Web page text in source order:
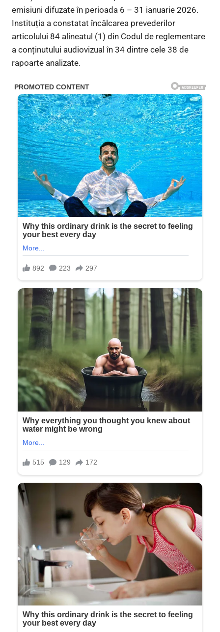
emisiuni difuzate în perioada 6 – 31 ianuarie 2026.
Instituția a constatat încălcarea prevederilor
articolului 84 alineatul (1) din Codul de reglementare
a conținutului audiovizual în 34 dintre cele 38 de
rapoarte analizate.